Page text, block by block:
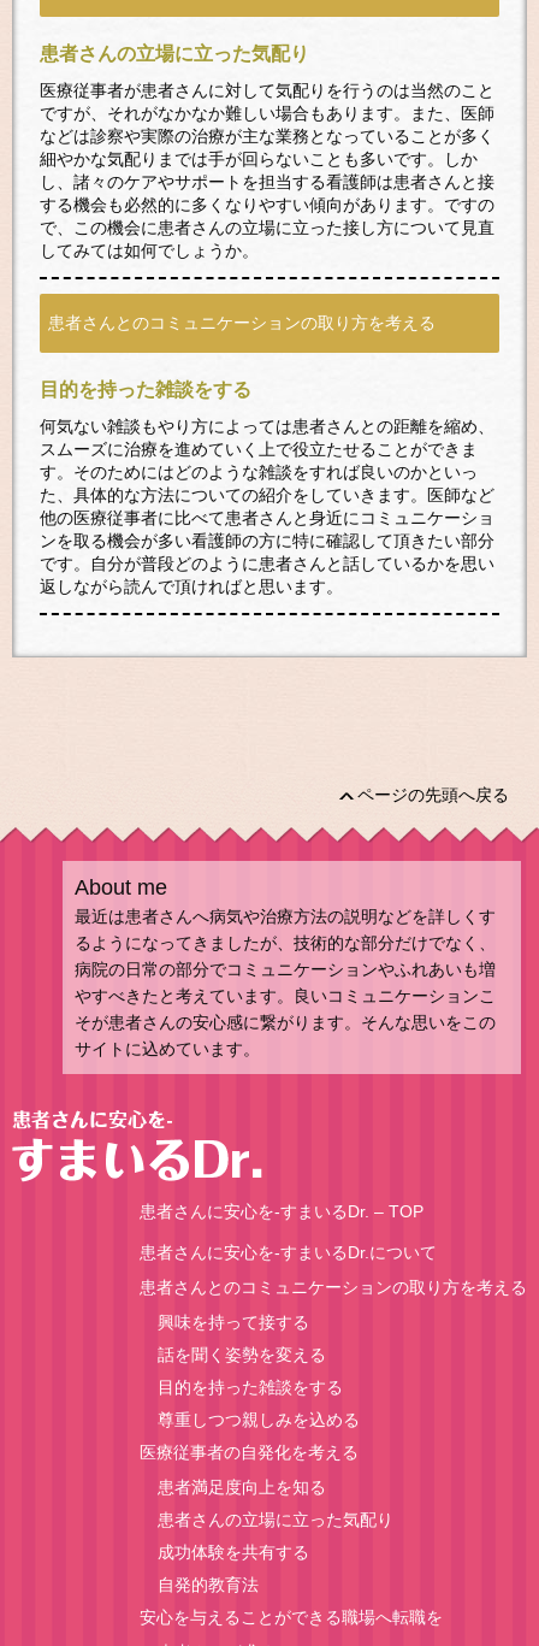
患者さんの立場に立った気配り
医療従事者が患者さんに対して気配りを行うのは当然のこと
ですが、それがなかなか難しい場合もあります。また、医師
などは診察や実際の治療が主な業務となっていることが多く
細やかな気配りまでは手が回らないことも多いです。しか
し、諸々のケアやサポートを担当する看護師は患者さんと接
する機会も必然的に多くなりやすい傾向があります。ですの
で、この機会に患者さんの立場に立った接し方について見直
してみては如何でしょうか。
患者さんとのコミュニケーションの取り方を考える
目的を持った雑談をする
何気ない雑談もやり方によっては患者さんとの距離を縮め、
スムーズに治療を進めていく上で役立たせることができま
す。そのためにはどのような雑談をすれば良いのかといっ
た、具体的な方法についての紹介をしていきます。医師など
他の医療従事者に比べて患者さんと身近にコミュニケーショ
ンを取る機会が多い看護師の方に特に確認して頂きたい部分
です。自分が普段どのように患者さんと話しているかを思い
返しながら読んで頂ければと思います。
ページの先頭へ戻る
About me
最近は患者さんへ病気や治療方法の説明などを詳しくす
るようになってきましたが、技術的な部分だけでなく、
病院の日常の部分でコミュニケーションやふれあいも増
やすべきたと考えています。良いコミュニケーションこ
そが患者さんの安心感に繋がります。そんな思いをこの
サイトに込めています。
患者さんに安心を-すまいるDr. – TOP
患者さんに安心を-すまいるDr.について
患者さんとのコミュニケーションの取り方を考える
興味を持って接する
話を聞く姿勢を変える
目的を持った雑談をする
尊重しつつ親しみを込める
医療従事者の自発化を考える
患者満足度向上を知る
患者さんの立場に立った気配り
成功体験を共有する
自発的教育法
安心を与えることができる職場へ転職を